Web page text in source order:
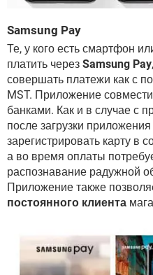
Samsung Pay
Те, у кого есть смартфон
платить через Samsung Pay
совершать платежи как с
MST. Приложение
банками. Как и в случае с
после загрузки
зарегистрировать карту в
а во время оплаты
распознавание радужной
Приложение также
постоянного клиента